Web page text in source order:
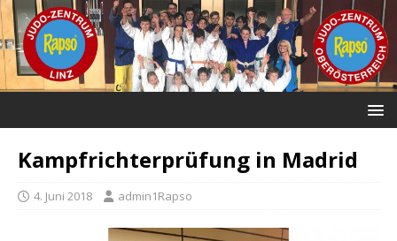
Kampfrichterprüfung in Madrid
4. Juni 2018 admin1Rapso